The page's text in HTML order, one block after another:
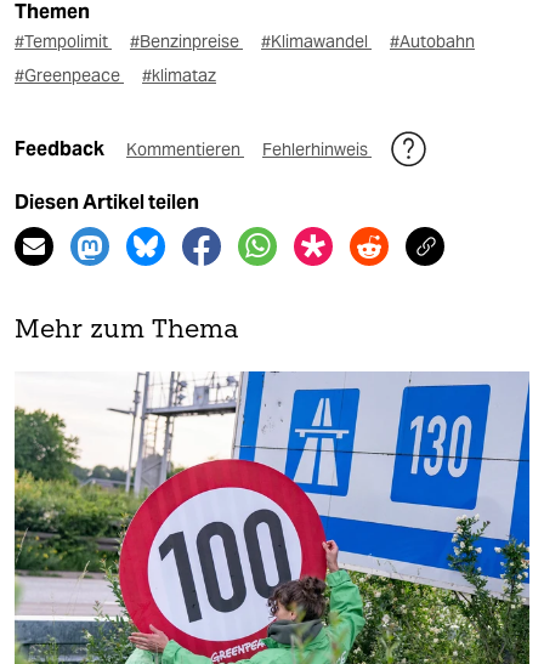
Themen
#Tempolimit #Benzinpreise #Klimawandel
#Autobahn
#Greenpeace
#klimataz
Feedback Kommentieren Fehlerhinweis
Diesen Artikel teilen
Mehr zum Thema